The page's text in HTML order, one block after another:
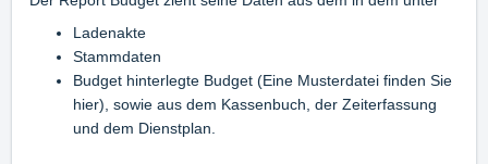
Ladenakte
Stammdaten
Budget hinterlegte Budget (Eine Musterdatei finden Sie
hier), sowie aus dem Kassenbuch, der Zeiterfassung
und dem Dienstplan.